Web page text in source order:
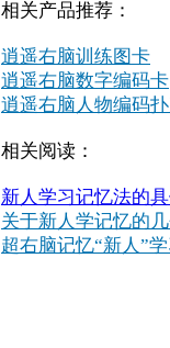
相关产品推荐：
逍遥右脑训练图卡
逍遥右脑数字编码卡
逍遥右脑人物编码
相关阅读：
新人学习记忆法的
关于新人学记忆的
超右脑记忆“新人”